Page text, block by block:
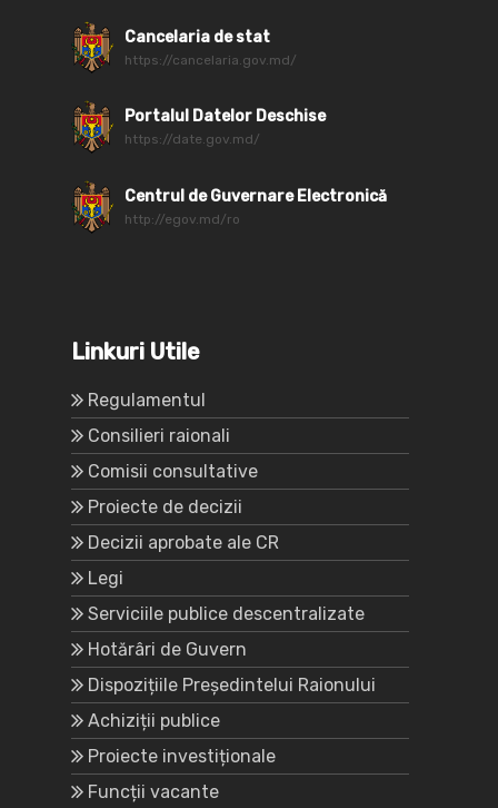
Cancelaria de stat
https://cancelaria.gov.md/
Portalul Datelor Deschise
https://date.gov.md/
Centrul de Guvernare Electronică
http://egov.md/ro
Linkuri Utile
Regulamentul
Consilieri raionali
Comisii consultative
Proiecte de decizii
Decizii aprobate ale CR
Legi
Serviciile publice descentralizate
Hotărâri de Guvern
Dispozițiile Președintelui Raionului
Achiziții publice
Proiecte investiționale
Funcții vacante